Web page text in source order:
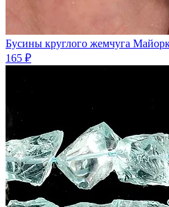
Бусины круглого жемчуга
165 ₽